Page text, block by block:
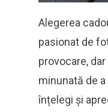
Alegerea
pasionat de
provocare,
minunată de
înțelegi și